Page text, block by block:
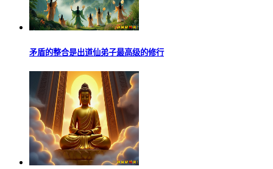
矛盾的整合是出道仙弟子最高级的修行